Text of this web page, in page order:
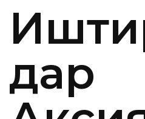
дар